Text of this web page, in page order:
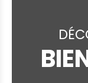
ACHETER